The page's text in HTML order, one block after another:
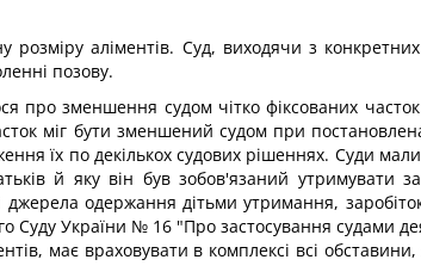
розміру аліментів. Суд, виходячи з
позову.
зменшення судом чітко фіксованих часток
міг бути зменшений судом при
їх по декількох судових рішеннях. Суди
й яку він був зобов'язаний утримувати
одержання дітьми утримання,
Суду України № 16 "Про застосування судами
має враховувати в комплексі всі